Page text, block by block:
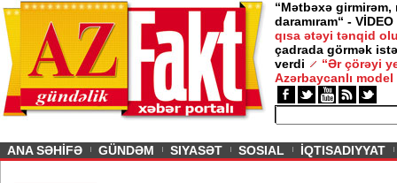
“Mətbəxə girmirəm,
daramıram“ - VİDEO
qısa ətəyi tənqid
çadrada görmək
verdi
“Ər çörəyi
Azərbaycanlı model
ANA SƏHİFƏ GÜNDƏM SIYASƏT SOSIAL İQTISADIYYAT